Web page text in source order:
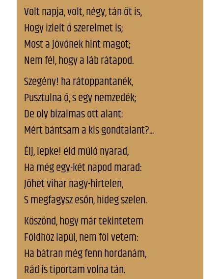
Volt napja, volt, négy, tán öt is,
Hogy izlelt ő szerelmet is;
Most a jövőnek hint magot;
Nem fél, hogy a láb rátapod.
Szegény! ha rátoppantanék,
Pusztulna ő, s egy nemzedék;
De oly bizalmas ott alant:
Mért bántsam a kis gondtalant?...
Élj, lepke! éld múló nyarad,
Ha még egy-két napod marad:
Jöhet vihar nagy-hirtelen,
S megfagysz esőn, hideg szelen.
Köszönd, hogy már tekintetem
Földhöz lapúl, nem föl vetem:
Ha bátran még fenn hordanám,
Rád is tiportam volna tán.